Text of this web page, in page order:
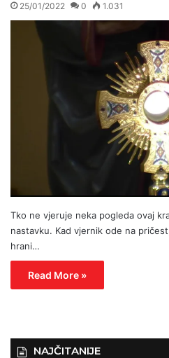
25/01/2022 0 1.031
Tko ne vjeruje neka pogleda ovaj
nastavku. Kad vjernik ode na
hrani…
Read More »
NAJČITANIJE